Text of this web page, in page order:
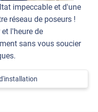
impeccable et d'une
réseau de poseurs !
l'heure de
sans vous soucier